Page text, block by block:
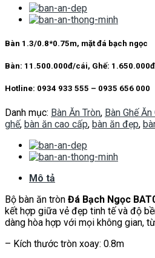
Bàn 1.3/0.8*0.75m, mặt đá bạch ngọc
Bàn: 11.500.000đ/cái, Ghế:
Hotline: 0934 933 555 – 0935 656 000
Danh mục: Bàn Ăn Tròn, Bàn Ghế
ghế, bàn ăn cao cấp, bàn ăn đẹp,
Mô tả
Bộ bàn ăn tròn Đá Bạch Ngọc
kết hợp giữa vẻ đẹp tinh tế và độ
dàng hòa hợp với mọi không gian,
– Kích thước tròn xoay: 0.8m